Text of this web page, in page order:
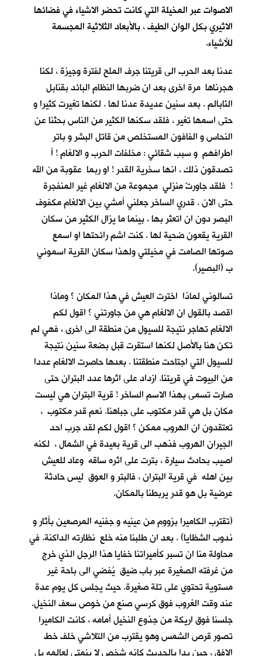
الاصوات عبر المخيلة التي كانت تحضر الاشياء في فضائها
الاثيري بكل الوان الطيف ، بالأبعاد الثلاثية المجسمة
للأشياء.
عدنا بعد الحرب الى قريتنا جرف الملح لفترة وجيزة ، لكنا
هجرناها مرة اخرى بعد ان ضربها النظام البائد بقنابل
النّابالم . بعد سنين عديدة عدنا لها . لكنها تغيرت كثيرا و
حتى اسمها تغير ، فلقد سكنها الكثير من الناس بحثنا عن
النحاس و الفافون المستخلص من قاتل البشر و باتر
اطرافهم و سبب شقائي : مخلفات الحرب و الالغام ! أ
تصدقون ذلك ، انها سخرية القدر ! او ربما عقوبة من الله
! فلقد جاورتْ منزلي مجموعة من الالغام غير المنفجرة
حتى الان . قدري الساخر جعلني أمشي بين الالغام مكفوف
البصر دون ان اتعثر بها ، بينما ما يزال الكثير من سكان
القرية يقعون ضحية لها . كنت اشم رائحتها او اسمع
صوتها الصامت في مخيلتي ولهذا سكان القرية اسموني
ب (البصير).
تسالوني لماذا اخترت العيش في هذا المكان ؟ وماذا
اقصد بالقول ان الالغام هي من جاورتني ؟ اقول لكم
الالغام تهاجر نتيجة للسيول من منطقة الى اخرى ، فهي لم
تكن هنا بالأصل لكنها استقرت قبل بضعة سنين نتيجة
للسيول التي اجتاحت منطقتنا . بعدها حاصرت الالغام عددا
من البيوت في قريتنا. ازداد على اثرها عدد البتران حتى
صارت تسمى بهذا الاسم الساخر ! قرية البتران هي ليست
مكان بل هي قدر مكتوب على جباهنا. نعم قدر مكتوب ،
تعتقدون ان الهروب ممكن ؟ اقول لكم لقد جرب احد
الجيران الهروب فذهب الى قرية بعيدة في الشمال ، لكنه
اصيب بحادث سيارة ، بترت على اثره ساقه وعاد للعيش
بين اهله في قرية البتران ، فالبتر و العوق ليس حادثة
عرضية بل هو قدر يربطنا بالمكان.
(تقترب الكاميرا بزووم من عينيه و جفنيه المرصعين بأثار و
ندوب الشظايا) . بعد ان طلبنا منه خلع نظارته الداكنة. في
محاولة منا ان تسبر كأميراتنا خفايا هذا الرجل الذي خرج
من غرفته الصغيرة عبر باب ضيق يُفضي الى باحة غير
مستوية تحتوي على تلة صغيرة. حيث يجلس كل يوم عدة
عند وقت الغروب فوق كرسي صنع من خوص سعف النخيل.
جلسنا فوق اريكة من جذوع النخيل أمامه ، كانت الكاميرا
تصور قرص الشمس وهو يقترب من التلاشي خلف خط